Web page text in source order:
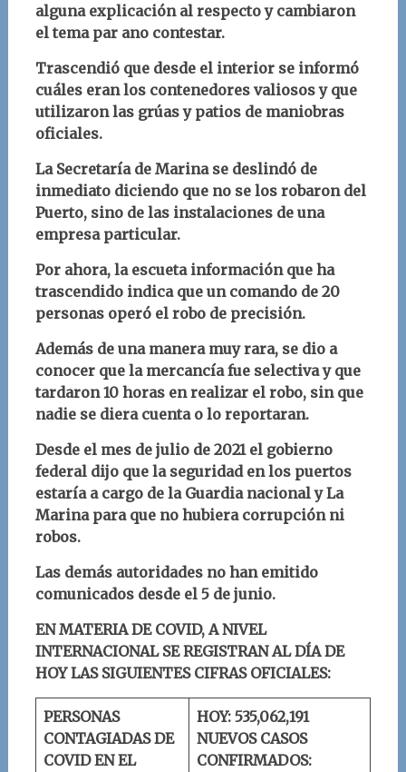
alguna explicación al respecto y cambiaron
el tema par ano contestar.
Trascendió que desde el interior se informó
cuáles eran los contenedores valiosos y que
utilizaron las grúas y patios de maniobras
oficiales.
La Secretaría de Marina se deslindó de
inmediato diciendo que no se los robaron del
Puerto, sino de las instalaciones de una
empresa particular.
Por ahora, la escueta información que ha
trascendido indica que un comando de 20
personas operó el robo de precisión.
Además de una manera muy rara, se dio a
conocer que la mercancía fue selectiva y que
tardaron 10 horas en realizar el robo, sin que
nadie se diera cuenta o lo reportaran.
Desde el mes de julio de 2021 el gobierno
federal dijo que la seguridad en los puertos
estaría a cargo de la Guardia nacional y La
Marina para que no hubiera corrupción ni
robos.
Las demás autoridades no han emitido
comunicados desde el 5 de junio.
EN MATERIA DE COVID, A NIVEL
INTERNACIONAL SE REGISTRAN AL DÍA DE
HOY LAS SIGUIENTES CIFRAS OFICIALES:
PERSONAS
CONTAGIADAS DE
COVID EN EL
HOY: 535,062,191
NUEVOS CASOS
CONFIRMADOS: